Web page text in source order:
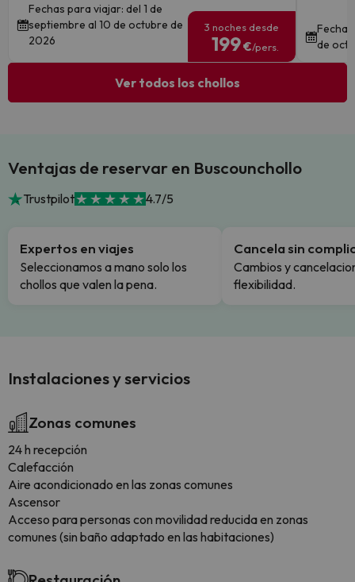
Fechas para viajar: del 1 de
septiembre al 10 de octubre de
2026
3 noches desde
199€/pers.
de
Ver todos los chollos
Ventajas de reservar en Buscounchollo
Trustpilot 4.7/5
Expertos en viajes
Seleccionamos a mano solo los
chollos que valen la pena.
Cancela sin
Cambios y
flexibilidad.
Instalaciones y servicios
Zonas comunes
24 h recepción
Calefacción
Aire acondicionado en las zonas comunes
Ascensor
Acceso para personas con movilidad reducida en zonas
comunes (sin baño adaptado en las habitaciones)